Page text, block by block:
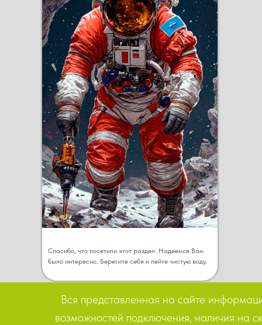
Спасибо, что посетили этот раздел. Надеемся Вам
было интересно. Берегите себя и пейте чистую воду.
Вся представленная на сайте
возможностей подключения, наличия на